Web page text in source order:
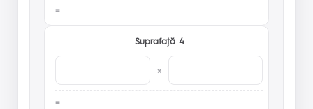
Suprafaţă 4
×